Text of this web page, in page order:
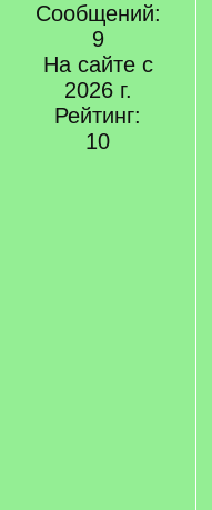
Сообщений:
9
На сайте с
2026 г.
Рейтинг:
10